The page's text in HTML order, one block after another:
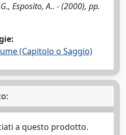
Esposito, A.. - (2000), pp.
(Capitolo o Saggio)
a questo prodotto.